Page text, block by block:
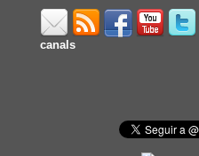
canals